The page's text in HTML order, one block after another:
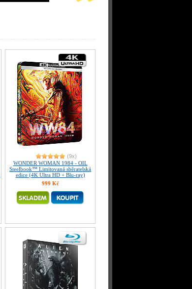
(9x)
WONDER WOMAN 1984 - OIL
Steelbook™ Limitovaná sběratelská
edice (4K Ultra HD + Blu-ray)
999 Kč